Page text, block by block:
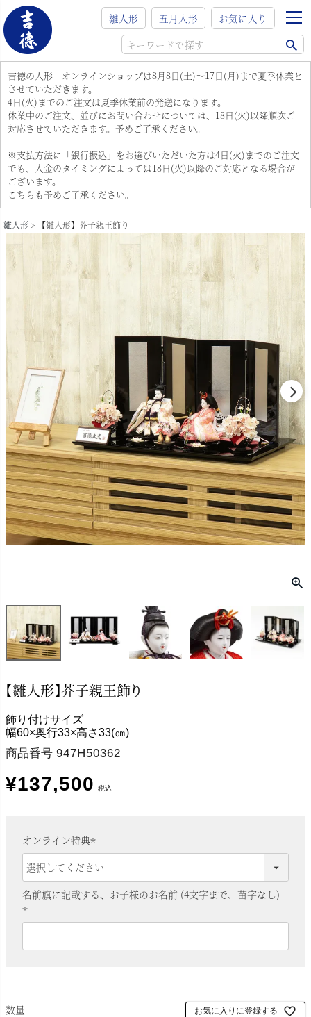
雛人形 五月人形 お気に入り
吉徳の人形 オンラインショップは8月8日(土)～17日(月)まで夏季休業と
させていただきます。
4日(火)までのご注文は夏季休業前の発送になります。
休業中のご注文、並びにお問い合わせについては、18日(火)以降順次ご
対応させていただきます。予めご了承ください。
※支払方法に「銀行振込」をお選びいただいた方は4日(火)までのご注文
でも、入金のタイミングによっては18日(火)以降のご対応となる場合が
ございます。
こちらも予めご了承ください。
雛人形 【雛人形】芥子親王飾り
飾り付けサイズ
幅60×奥行33×高さ33(㎝)
【雛人形】芥子親王飾り
商品番号 947H50362
¥137,500 税込
オンライン特典
必
須
)
名前旗に記載する、お子様のお名前 (4文字まで、苗字なし)
(
お気に入りに登録する